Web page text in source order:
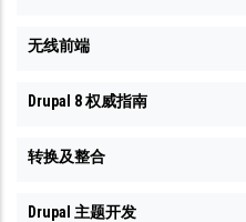
无线前端
Drupal 8 权威指南
转换及整合
Drupal 主题开发